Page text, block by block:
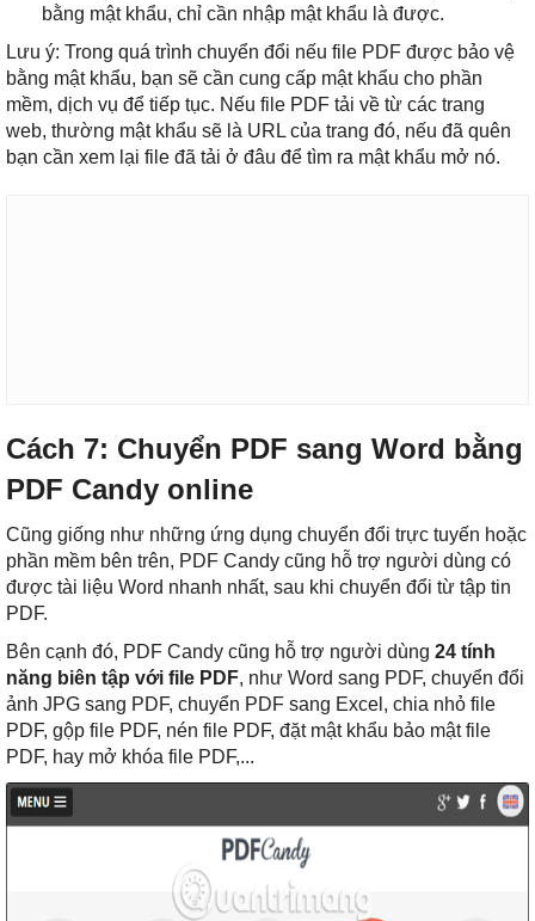
bằng mật khẩu, chỉ cần nhập mật khẩu là được.
Lưu ý: Trong quá trình chuyển đổi nếu file PDF được bảo vệ
bằng mật khẩu, bạn sẽ cần cung cấp mật khẩu cho phần
mềm, dịch vụ để tiếp tục. Nếu file PDF tải về từ các trang
web, thường mật khẩu sẽ là URL của trang đó, nếu đã quên
bạn cần xem lại file đã tải ở đâu để tìm ra mật khẩu mở nó.
Cách 7: Chuyển PDF sang Word bằng
PDF Candy online
Cũng giống như những ứng dụng chuyển đổi trực tuyến hoặc
phần mềm bên trên, PDF Candy cũng hỗ trợ người dùng có
được tài liệu Word nhanh nhất, sau khi chuyển đổi từ tập tin
PDF.
Bên cạnh đó, PDF Candy cũng hỗ trợ người dùng 24 tính
năng biên tập với file PDF, như Word sang PDF, chuyển đổi
ảnh JPG sang PDF, chuyển PDF sang Excel, chia nhỏ file
PDF, gộp file PDF, nén file PDF, đặt mật khẩu bảo mật file
PDF, hay mở khóa file PDF,...